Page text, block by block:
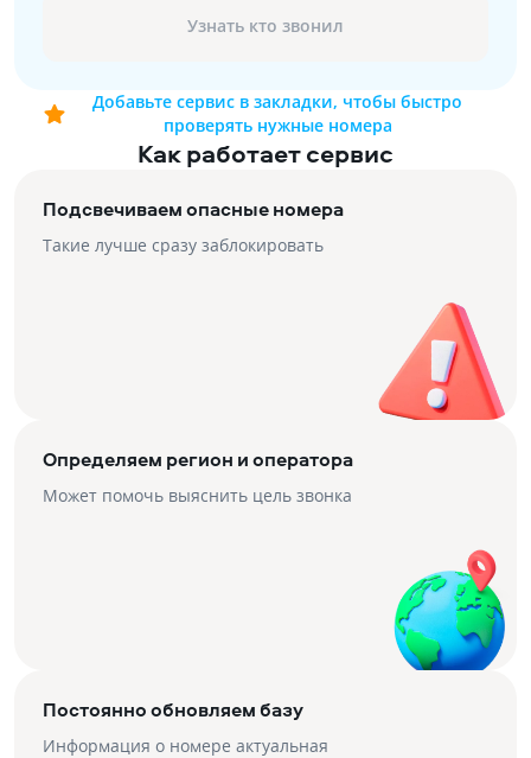
Узнать кто звонил
Добавьте сервис в закладки, чтобы быстро
проверять нужные номера
Как работает сервис
Подсвечиваем опасные номера
Такие лучше сразу заблокировать
Определяем регион и оператора
Может помочь выяснить цель звонка
Постоянно обновляем базу
Информация о номере актуальная